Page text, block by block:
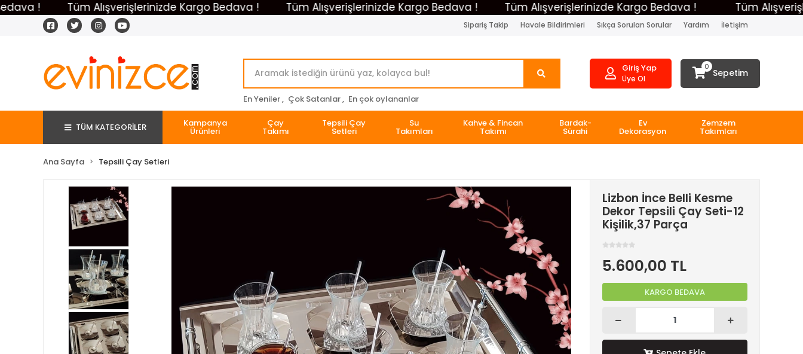
! Tüm Alışverişlerinizde Kargo Bedava ! Tüm Alışverişlerinizde Kargo Bedava ! Tüm Alışverişlerinizde Kargo Bedava ! Tüm
Sipariş Takip Havale Bildirimleri Sıkça Sorulan Sorular Yardım İletişim
En Yeniler , Çok Satanlar , En çok oylananlar
Giriş Yap
Üye Ol
0
Sepetim
TÜM KATEGORİLER Kampanya
Ürünleri
Çay
Takımı
Tepsili Çay
Setleri
Su
Takımları
Kahve & Fincan
Takımı
Bardak-
Sürahi
Ev
Dekorasyon
Zemzem
Takımları
Ana Sayfa Tepsili Çay Setleri
Lizbon İnce Belli Kesme
Dekor Tepsili Çay Seti-12
Kişilik,37 Parça
5.600,00 TL
KARGO BEDAVA